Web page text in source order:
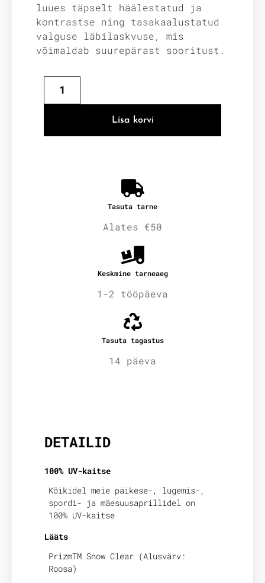
luues täpselt häälestatud ja
kontrastse ning tasakaalustatud
valguse läbilaskvuse, mis
võimaldab suurepärast sooritust.
Lisa korvi
Tasuta tarne
Alates €50
Keskmine tarneaeg
1-2 tööpäeva
Tasuta tagastus
14 päeva
DETAILID
100% UV-kaitse
Kõikidel meie päikese-, lugemis-,
spordi- ja mäesuusaprillidel on
100% UV-kaitse
Lääts
PrizmTM Snow Clear (Alusvärv:
Roosa)